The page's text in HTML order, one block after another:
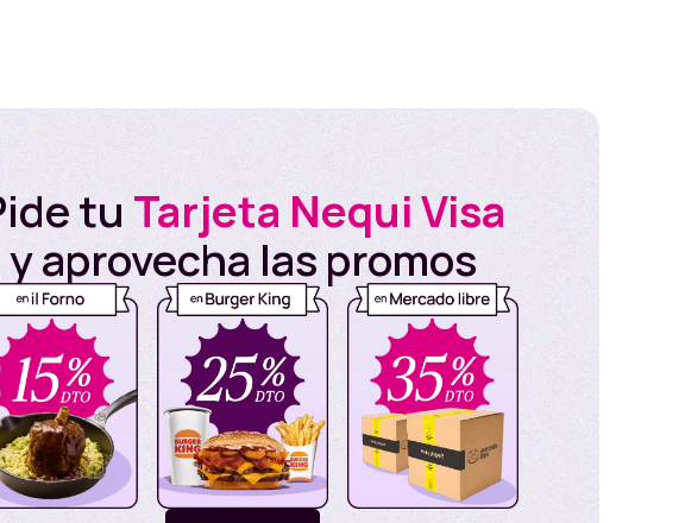
Maria Córdoba y Aeropuerto el Dorado
sin restricción de horario.
Whopper Queso Tocineta, Whopper Doble, Whopper Jr
Triple, Irresistible King, Crispy Chicken, Crispy Chicken BBQ,
Suiza King, BBQ King, Whopper Veggie, King Veggie,
de la categoría RindeKingcena, LTO (limit time offer),
tu Tarjeta Nequi Visa
y aprovecha las promos